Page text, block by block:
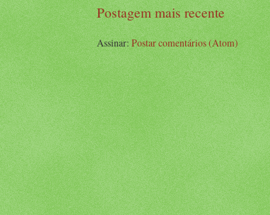
Postagem mais recente
Assinar:Postar comentários (Atom)